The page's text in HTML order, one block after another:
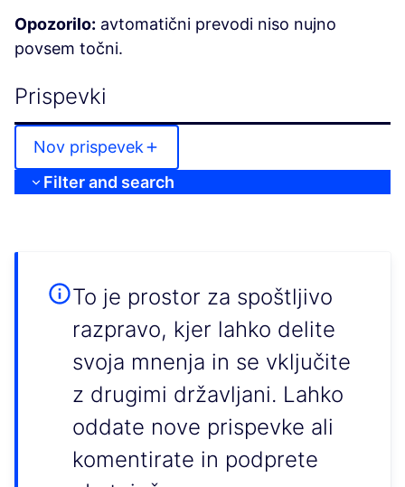
Opozorilo: avtomatični prevodi niso nujno
povsem točni.
Prispevki
Nov prispevek
Filter and search
To je prostor za spoštljivo
razpravo, kjer lahko delite
svoja mnenja in se vključite
z drugimi državljani. Lahko
oddate nove prispevke ali
komentirate in podprete